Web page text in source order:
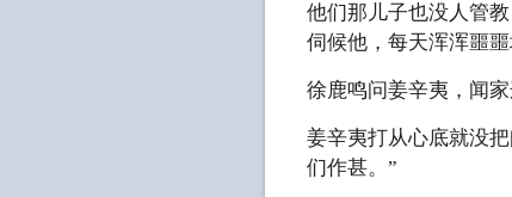
他们那儿子也没人管
伺候他，每天浑浑噩噩
徐鹿鸣问姜辛夷，闻
姜辛夷打从心底就没
们作甚。”